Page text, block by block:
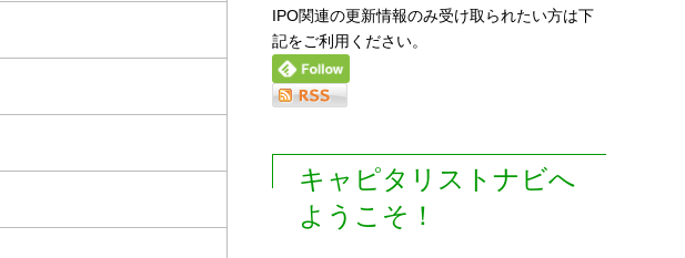
IPO関連の更新情報のみ受け取られたい方は下
記をご利用ください。
キャピタリストナビへ
ようこそ！